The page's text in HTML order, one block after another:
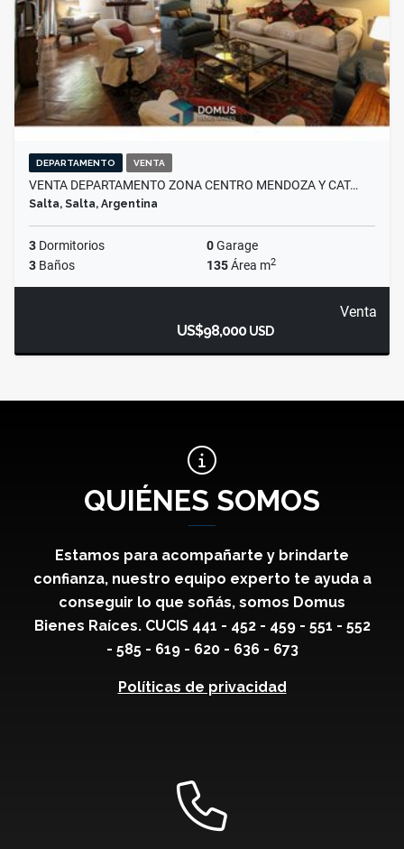
DEPARTAMENTO VENTA
VENTA DEPARTAMENTO ZONA CENTRO MENDOZA Y CAT…
Salta, Salta, Argentina
3 Dormitorios 0Garage
3 Baños 135Área m2
Venta
US$98,000USD
QUIÉNES SOMOS
Estamos para acompañarte y brindarte
confianza, nuestro equipo experto te ayuda a
conseguir lo que soñás, somos Domus
Bienes Raíces. CUCIS 441 - 452 - 459 - 551 - 552
- 585 - 619 - 620 - 636 - 673
Políticas de privacidad